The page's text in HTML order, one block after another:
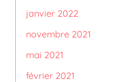
janvier 2022
novembre 2021
mai 2021
février 2021